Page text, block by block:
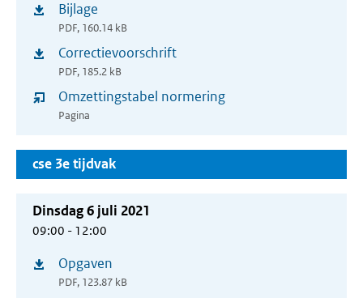
nieuw
venster)
Bijlage
PDF, 160.14 kB
(opent
nieuw
venster)
Correctievoorschrift
PDF, 185.2 kB
(opent
nieuw
venster)
Omzettingstabel normering
Pagina
cse 3e tijdvak
Dinsdag 6 juli 2021
09:00 - 12:00
Opgaven
PDF, 123.87 kB
(opent